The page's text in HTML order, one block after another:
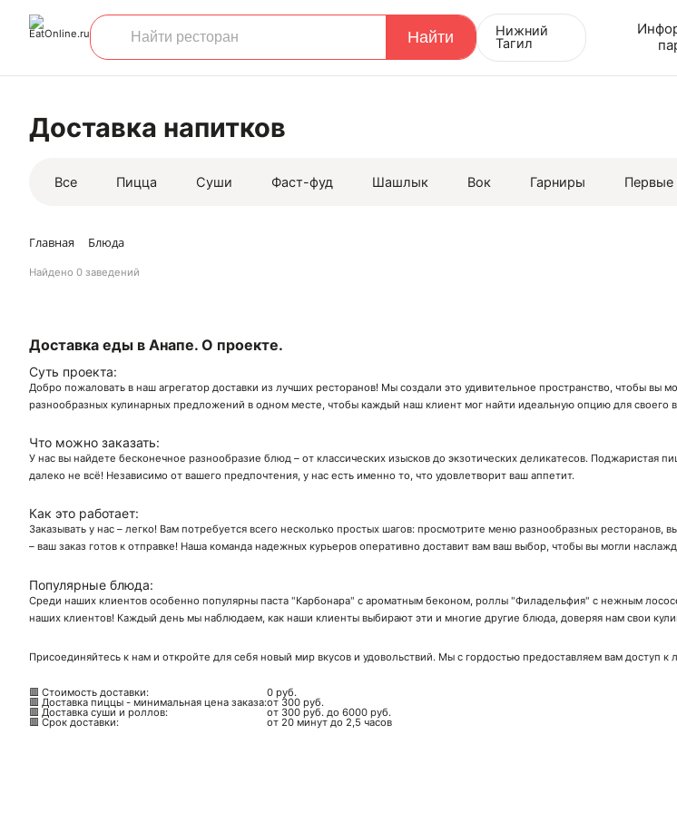
Нижний
Тагил
Доставка напитков
Все Пицца Суши Фаст-фуд Шашлык Вок Гарниры Первые
Главная Блюда
Найдено 0 заведений
Доставка еды в Анапе. О проекте.
Суть проекта:
Добро пожаловать в наш агрегатор доставки из лучших ресторанов! Мы создали это удивительное пространство, чтобы
разнообразных кулинарных предложений в одном месте, чтобы каждый наш клиент мог найти идеальную опцию для своего
Что можно заказать:
У нас вы найдете бесконечное разнообразие блюд – от классических изысков до экзотических деликатесов. Поджаристая
далеко не всё! Независимо от вашего предпочтения, у нас есть именно то, что удовлетворит ваш аппетит.
Как это работает:
Заказывать у нас – легко! Вам потребуется всего несколько простых шагов: просмотрите меню разнообразных
– ваш заказ готов к отправке! Наша команда надежных курьеров оперативно доставит вам ваш выбор, чтобы вы могли
Популярные блюда:
Среди наших клиентов особенно популярны паста "Карбонара" с ароматным беконом, роллы "Филадельфия" с нежным
наших клиентов! Каждый день мы наблюдаем, как наши клиенты выбирают эти и многие другие блюда, доверяя нам свои
Присоединяйтесь к нам и откройте для себя новый мир вкусов и удовольствий. Мы с гордостью предоставляем вам доступ
🟥 Стоимость доставки: 0 руб.
🟥 Доставка пиццы - минимальная цена заказа:от 300 руб.
🟥 Доставка суши и роллов: от 300 руб. до 6000 руб.
🟥 Срок доставки: от 20 минут до 2,5 часов